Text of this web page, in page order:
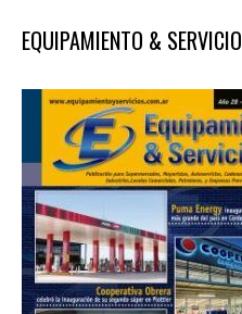
EQUIPAMIENTO &